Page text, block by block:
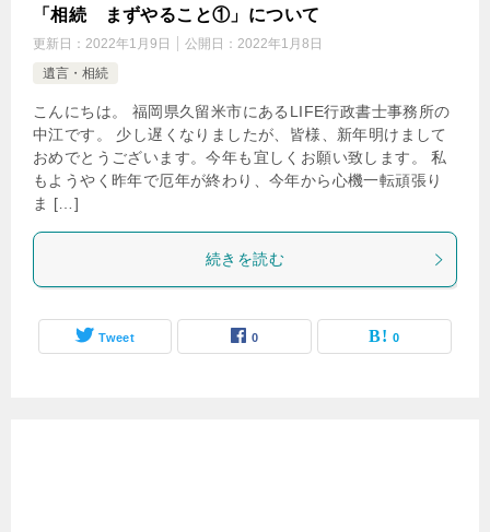
「相続 まずやること①」について
更新日： 2022年1月9日 公開日： 2022年1月8日
遺言・相続
こんにちは。 福岡県久留米市にあるLIFE行政書士事務所の
中江です。 少し遅くなりましたが、皆様、新年明けまして
おめでとうございます。今年も宜しくお願い致します。 私
もようやく昨年で厄年が終わり、今年から心機一転頑張り
ま […]
続きを読む
Tweet 0 0